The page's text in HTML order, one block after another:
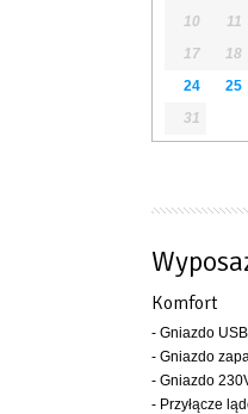
10
11
17
18
24
25
31
Komfort
- Gniazdo USB
- Gniazdo
- Gniazdo
- Przyłącze